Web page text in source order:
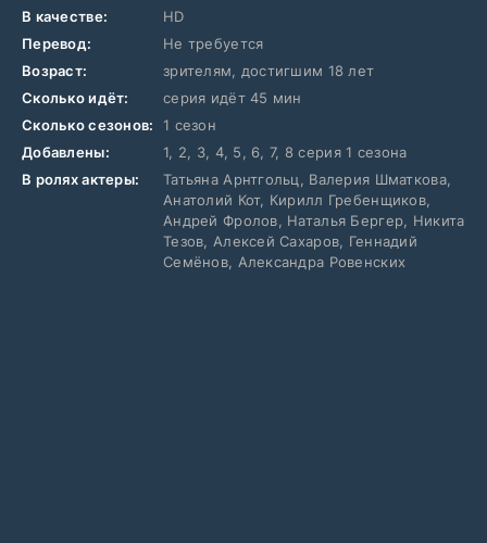
В качестве:
HD
Перевод:
Не требуется
Возраст:
зрителям, достигшим 18 лет
Сколько идёт:
серия идёт 45 мин
Сколько сезонов:
1 сезон
Добавлены:
1, 2, 3, 4, 5, 6, 7, 8 серия 1 сезона
В ролях актеры:
Татьяна Арнтгольц, Валерия Шматкова,
Анатолий Кот, Кирилл Гребенщиков,
Андрей Фролов, Наталья Бергер, Никита
Тезов, Алексей Сахаров, Геннадий
Семёнов, Александра Ровенских